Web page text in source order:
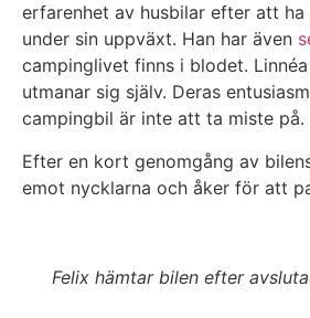
erfarenhet av husbilar efter att
under sin uppväxt. Han har även
campinglivet finns i blodet.
utmanar sig själv. Deras
campingbil är inte att ta miste på.
Efter en kort genomgång av
emot nycklarna och åker för att
Felix hämtar bilen efter